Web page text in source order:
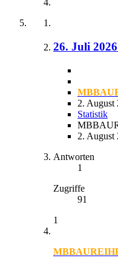
26. Juli
2. August
Statistik
2. August
Antworten
1
Zugriffe
91
1